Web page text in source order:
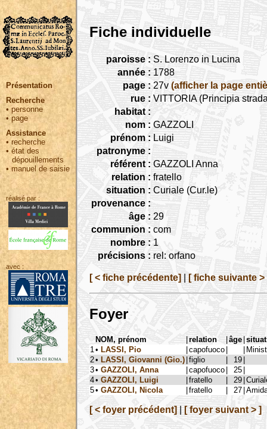
Présentation
Recherche
• personne
•page
Assistance
• recherche
•état des
dépouillements
•manuel de saisie
réalisé par :
avec :
Fiche individuelle
paroisse : S. Lorenzo in Lucina
année : 1788
page : 27v (afficher la page
rue : VITTORIA (Principia
habitat :
nom : GAZZOLI
prénom : Luigi
patronyme :
référent : GAZZOLI Anna
relation : fratello
situation : Curiale (Cur.le)
provenance :
âge : 29
communion : com
nombre : 1
précisions : rel: orfano
[ < fiche précédente] [ fiche suivante >
Foyer
NOM, prénom |relation |âge |
1 • LASSI, Pio |capofuoco | |
2• LASSI, Giovanni (Gio.) |figlio | 19 |
3• GAZZOLI, Anna |capofuoco | 25 |
4• GAZZOLI, Luigi |fratello | 29 |
5• GAZZOLI, Nicola |fratello | 27 |
[ < foyer précédent] [ foyer suivant > ]